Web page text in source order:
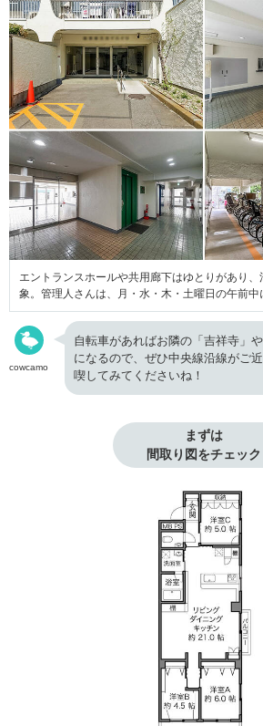
エントランスホールや共用廊下はゆとりがあり
象。管理人さんは、月・水・木・土曜日の午前中
cowcamo
自転車があればお隣の「吉祥寺」
になるので、ぜひ中央線沿線がご
喫してみてくださいね！
まずは
間取り図をチェック